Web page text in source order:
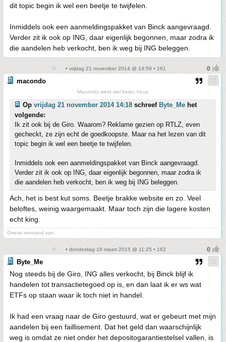
dit topic begin ik wel een beetje te twijfelen.
Inmiddels ook een aanmeldingspakket van Binck aangevraagd.
Verder zit ik ook op ING, daar eigenlijk begonnen, maar zodra ik
die aandelen heb verkocht, ben ik weg bij ING beleggen.
• vrijdag 21 november 2014 @ 14:59 • 161
macondo
Macondo weet wel beter, heus
Op vrijdag 21 november 2014 14:18 schreef Byte_Me het
volgende:
Ik zit ook bij de Giro. Waarom? Reklame gezien op RTLZ, even
gecheckt, ze zijn echt de goedkoopste. Maar na het lezen van dit
topic begin ik wel een beetje te twijfelen.
Inmiddels ook een aanmeldingspakket van Binck aangevraagd.
Verder zit ik ook op ING, daar eigenlijk begonnen, maar zodra ik
die aandelen heb verkocht, ben ik weg bij ING beleggen.
Ach, het is best kut soms. Beetje brakke website en zo. Veel
beloftes, weinig waargemaakt. Maar toch zijn die lagere kosten
echt king.
Overal verstand van.
• donderdag 19 maart 2015 @ 11:25 • 162
Byte_Me
Nog steeds bij de Giro, ING alles verkocht, bij Binck blijf ik
handelen tot transactietegoed op is, en dan laat ik er ws wat
ETFs op staan waar ik toch niet in handel.
Ik had een vraag naar de Giro gestuurd, wat er gebeurt met mijn
aandelen bij een faillisement. Dat het geld dan waarschijnlijk
weg is omdat ze niet onder het depositogarantiestelsel vallen, is